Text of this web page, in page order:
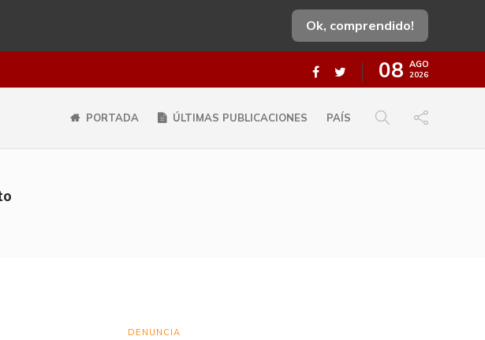
Ok, comprendido!
08 AGO
2026
PORTADA ÚLTIMAS PUBLICACIONES PAÍS
DENUNCIA